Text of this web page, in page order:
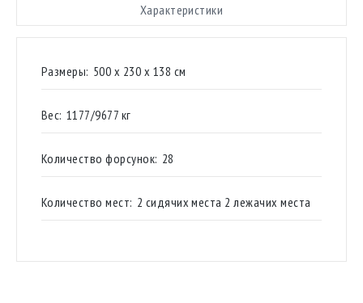
Характеристики
Размеры: 500 х 230 х 138 см
Вес: 1177/9677 кг
Количество форсунок: 28
Количество мест: 2 сидячих места 2 лежачих места